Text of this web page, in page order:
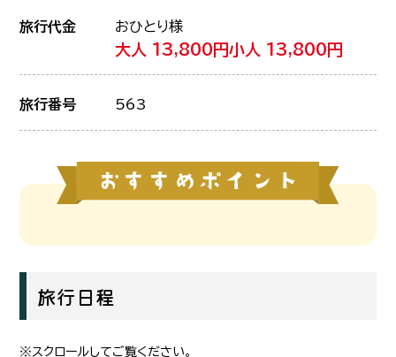
旅行代金 おひとり様
大人 13,800円小人 13,800円
旅行番号 563
旅行日程